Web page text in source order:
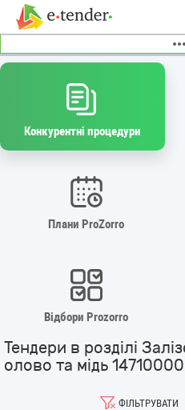
Конкурентні процедури
Плани ProZorro
Відбори Prozorro
Тендери в розділі
олово та мідь
ФІЛЬТРУВАТИ